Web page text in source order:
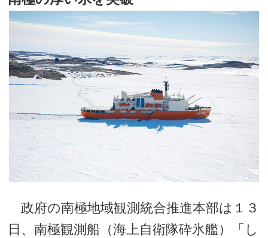
政府の南極地域観測統合推進本部は１３
日、南極観測船（海上自衛隊砕氷艦）「し